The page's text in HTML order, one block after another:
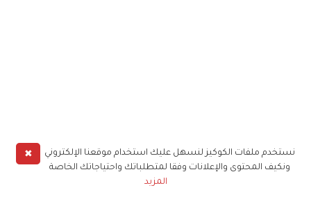
✖
نستخدم ملفات الكوكيز لنسهل عليك استخدام موقعنا الإلكتروني
ونكيف المحتوى والإعلانات وفقا لمتطلباتك واحتياجاتك الخاصة
المزيد